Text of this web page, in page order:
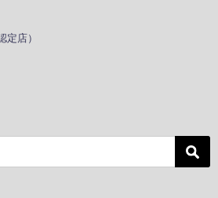
定店）